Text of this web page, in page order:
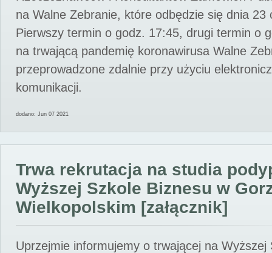
na Walne Zebranie, które odbędzie się dnia 23
Pierwszy termin o godz. 17:45, drugi termin o
na trwającą pandemię koronawirusa Walne
przeprowadzone zdalnie przy użyciu
komunikacji.
dodano: Jun 07 2021
Trwa rekrutacja na studia
Wyższej Szkole Biznesu w
Wielkopolskim [załącznik]
Uprzejmie informujemy o trwającej na Wyższej